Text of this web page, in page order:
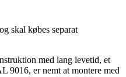
skal købes separat
med lang levetid, et
9016, er nemt at montere med